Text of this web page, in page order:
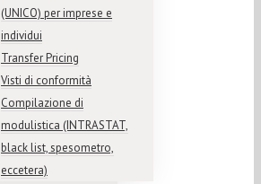
(UNICO) per imprese e
individui
Transfer Pricing
Visti di conformità
Compilazione di
modulistica (INTRASTAT,
black list, spesometro,
eccetera)